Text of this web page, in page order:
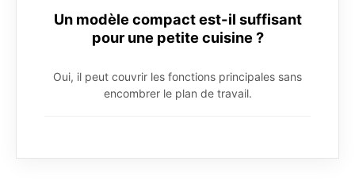
Un modèle compact est-il suffisant
pour une petite cuisine ?
Oui, il peut couvrir les fonctions principales sans
encombrer le plan de travail.